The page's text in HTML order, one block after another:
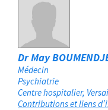
Dr May
Médecin
Psychiatrie
Centre hospitalier
Contributions et liens